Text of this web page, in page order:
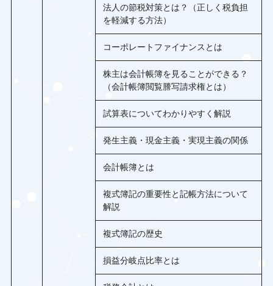
法人の節税対策とは？（正しく税負担
を軽減する方法）
コーポレートファイナンスとは
株主は会計帳簿を見ることができる？
（会計帳簿閲覧謄写請求権とは）
試算表についてわかりやすく解説
発生主義・現金主義・実現主義の関係
会計帳簿とは
複式簿記の重要性と記帳方法について
解説
複式簿記の歴史
損益分岐点比率とは